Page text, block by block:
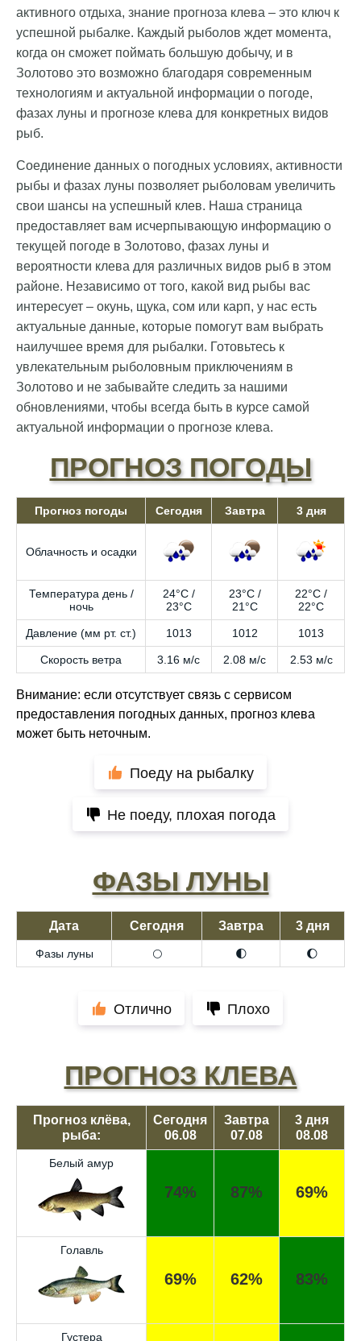
активного отдыха, знание прогноза клева – это ключ к
успешной рыбалке. Каждый рыболов ждет момента,
когда он сможет поймать большую добычу, и в
Золотово это возможно благодаря современным
технологиям и актуальной информации о погоде,
фазах луны и прогнозе клева для конкретных видов
рыб.
Соединение данных о погодных условиях, активности
рыбы и фазах луны позволяет рыболовам увеличить
свои шансы на успешный клев. Наша страница
предоставляет вам исчерпывающую информацию о
текущей погоде в Золотово, фазах луны и
вероятности клева для различных видов рыб в этом
районе. Независимо от того, какой вид рыбы вас
интересует – окунь, щука, сом или карп, у нас есть
актуальные данные, которые помогут вам выбрать
наилучшее время для рыбалки. Готовьтесь к
увлекательным рыболовным приключениям в
Золотово и не забывайте следить за нашими
обновлениями, чтобы всегда быть в курсе самой
актуальной информации о прогнозе клева.
ПРОГНОЗ ПОГОДЫ
Прогноз погоды Сегодня Завтра 3 дня
Облачность и осадки
Температура день /
ночь
24°C /
23°C
23°C /
21°C
22°C /
22°C
Давление (мм рт. ст.) 1013 1012 1013
Скорость ветра 3.16 м/с 2.08 м/с 2.53 м/с
Внимание: если отсутствует связь с сервисом
предоставления погодных данных, прогноз клева
может быть неточным.
Поеду на рыбалку
Не поеду, плохая погода
ФАЗЫ ЛУНЫ
Дата Сегодня Завтра 3 дня
Фазы луны 🌕 🌓 🌔
Отлично Плохо
ПРОГНОЗ КЛЕВА
Прогноз клёва,
рыба:
Сегодня
06.08
Завтра
07.08
3 дня
08.08
Белый амур
74% 87% 69%
Голавль
69% 62% 83%
Густера